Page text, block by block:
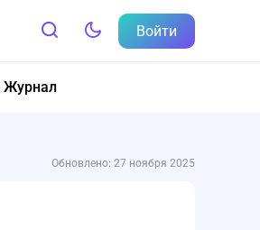
Войти
Журнал
Обновлено: 27 ноября 2025